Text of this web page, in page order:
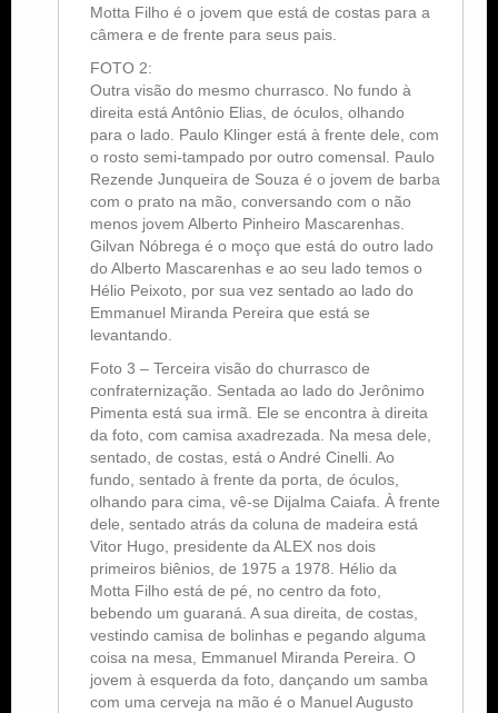
Motta Filho é o jovem que está de costas para a
câmera e de frente para seus pais.
FOTO 2:
Outra visão do mesmo churrasco. No fundo à
direita está Antônio Elias, de óculos, olhando
para o lado. Paulo Klinger está à frente dele, com
o rosto semi-tampado por outro comensal. Paulo
Rezende Junqueira de Souza é o jovem de barba
com o prato na mão, conversando com o não
menos jovem Alberto Pinheiro Mascarenhas.
Gilvan Nóbrega é o moço que está do outro lado
do Alberto Mascarenhas e ao seu lado temos o
Hélio Peixoto, por sua vez sentado ao lado do
Emmanuel Miranda Pereira que está se
levantando.
Foto 3 – Terceira visão do churrasco de
confraternização. Sentada ao lado do Jerônimo
Pimenta está sua irmã. Ele se encontra à direita
da foto, com camisa axadrezada. Na mesa dele,
sentado, de costas, está o André Cinelli. Ao
fundo, sentado à frente da porta, de óculos,
olhando para cima, vê-se Dijalma Caiafa. À frente
dele, sentado atrás da coluna de madeira está
Vitor Hugo, presidente da ALEX nos dois
primeiros biênios, de 1975 a 1978. Hélio da
Motta Filho está de pé, no centro da foto,
bebendo um guaraná. A sua direita, de costas,
vestindo camisa de bolinhas e pegando alguma
coisa na mesa, Emmanuel Miranda Pereira. O
jovem à esquerda da foto, dançando um samba
com uma cerveja na mão é o Manuel Augusto